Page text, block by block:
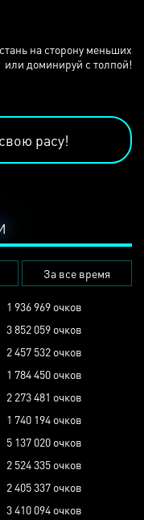
на сторону меньших
или доминируй с толпой!
расу!
За все время
1 936 969 очков
3 852 059 очков
2 457 532 очков
1 784 450 очков
2 273 481 очков
1 740 194 очков
5 137 020 очков
2 524 335 очков
2 405 337 очков
3 410 094 очков